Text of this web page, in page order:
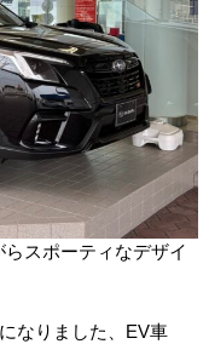
スポーティなデザイ
なりました、EV車